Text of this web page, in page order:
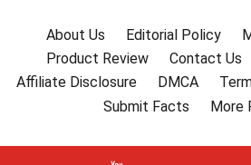
About Us Editorial Policy
Product Review
Contact Us
Affiliate Disclosure
DMCA
Submit Facts
More